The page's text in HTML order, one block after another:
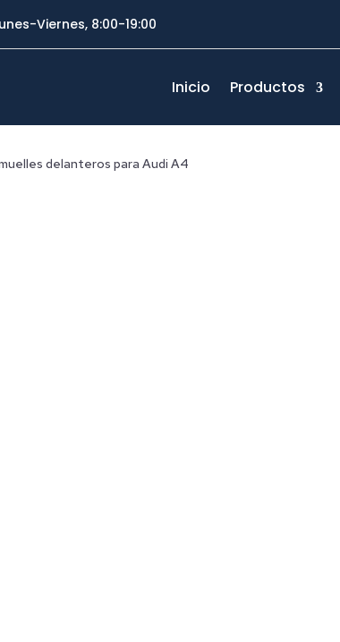
Viernes, 8:00-19:00
Inicio Productos
delanteros para Audi A4